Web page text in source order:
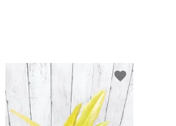
favorite